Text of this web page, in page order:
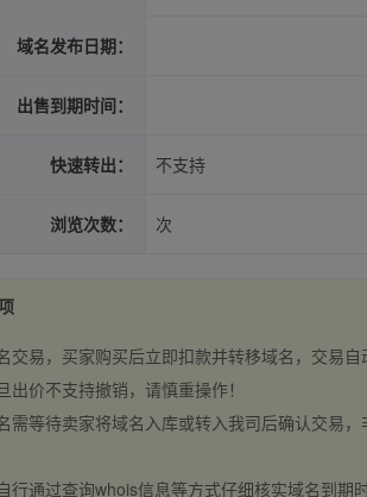
域名发布日期：
出售到期时间：
快速转出： 不支持
浏览次数： 次
交易，买家购买后立即扣款并转移域名，交易
出价不支持撤销，请慎重操作！
需等待卖家将域名入库或转入我司后确认交易
行通过查询whois信息等方式仔细核实域名到期